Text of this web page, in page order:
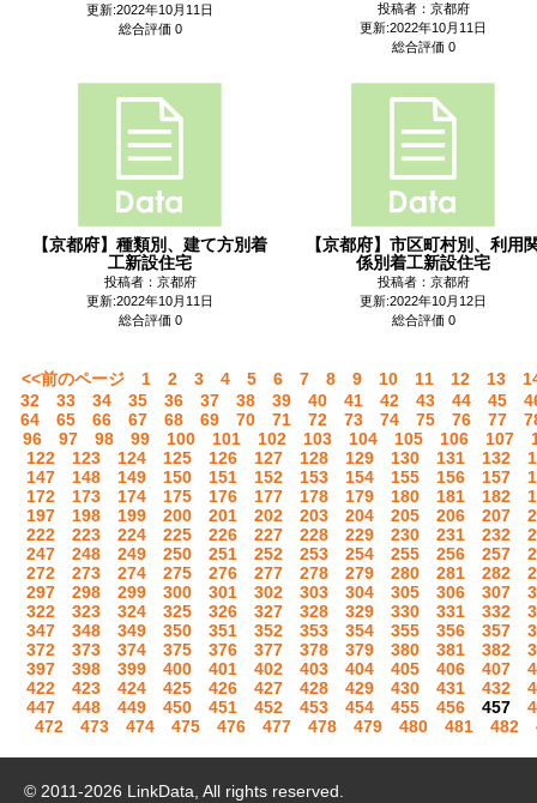
更新:2022年10月11日
総合評価 0
投稿者：京都府
更新:2022年10月11日
総合評価 0
【京都府】種類別、建て方別着
工新設住宅
投稿者：京都府
更新:2022年10月11日
総合評価 0
【京都府】市区町村別、利用
係別着工新設住宅
投稿者：京都府
更新:2022年10月12日
総合評価 0
<<前のページ 1 2 3 4 5 6 7 8 9 10 11 12 13
32
33 34 35 36 37 38 39 40 41 42 43 44 45
64
65 66 67 68 69 70 71 72 73 74 75 76 77
96
97 98 99 100 101 102 103 104 105 106 107
122
123 124 125 126 127 128 129 130 131 132
147
148 149 150 151 152 153 154 155 156 157
172
173 174 175 176 177 178 179 180 181 182
197
198 199 200 201 202 203 204 205 206 207
222
223 224 225 226 227 228 229 230 231 232
247
248 249 250 251 252 253 254 255 256 257
272
273 274 275 276 277 278 279 280 281 282
297
298 299 300 301 302 303 304 305 306 307
322
323 324 325 326 327 328 329 330 331 332
347
348 349 350 351 352 353 354 355 356 357
372
373 374 375 376 377 378 379 380 381 382
397
398 399 400 401 402 403 404 405 406 407
422
423 424 425 426 427 428 429 430 431 432
447
448 449 450 451 452 453 454 455 456 457
472
473 474 475 476 477 478 479 480 481 482
© 2011-2026 LinkData, All rights reserved.